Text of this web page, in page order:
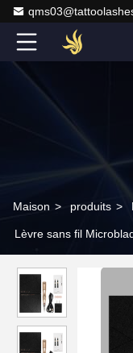
Maison > produits >
Lèvre sans fil